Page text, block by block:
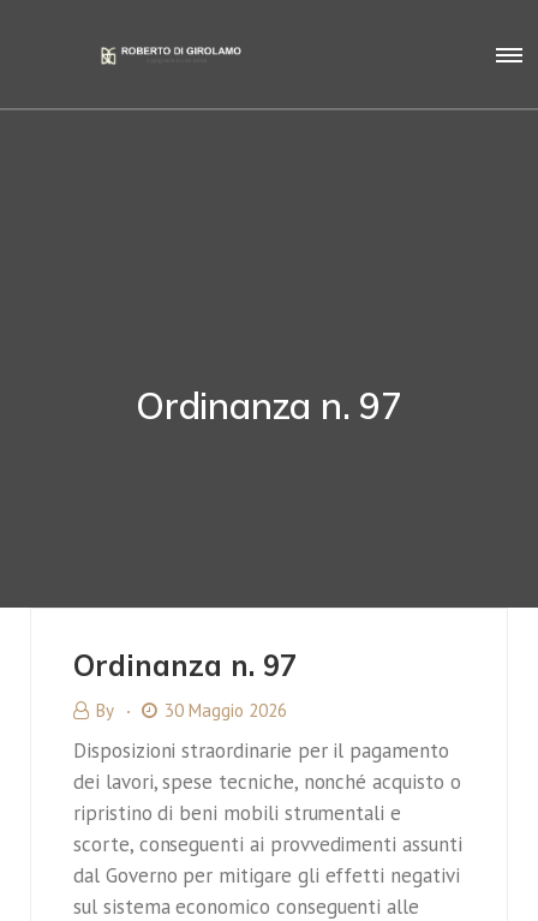
Ordinanza n. 97
Ordinanza n. 97
By 30 Maggio 2026
Disposizioni straordinarie per il pagamento
dei lavori, spese tecniche, nonché acquisto o
ripristino di beni mobili strumentali e
scorte, conseguenti ai provvedimenti assunti
dal Governo per mitigare gli effetti negativi
sul sistema economico conseguenti alle